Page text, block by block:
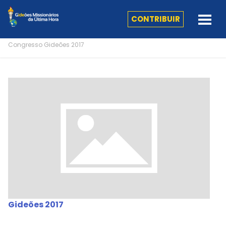
CONTRIBUIR
Congresso Gideões 2017
Gideões 2017